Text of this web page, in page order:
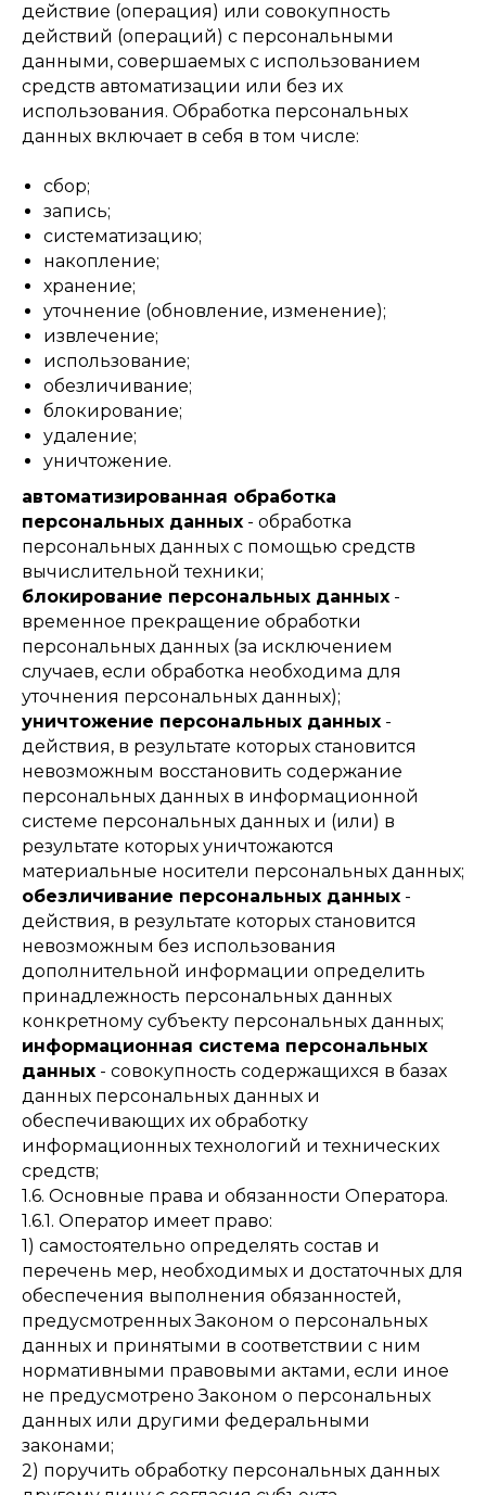
действие (операция) или совокупность
действий (операций) с персональными
данными, совершаемых с использованием
средств автоматизации или без их
использования. Обработка персональных
данных включает в себя в том числе:
сбор;
запись;
систематизацию;
накопление;
хранение;
уточнение (обновление, изменение);
извлечение;
использование;
обезличивание;
блокирование;
удаление;
уничтожение.
автоматизированная обработка
персональных данных - обработка
персональных данных с помощью средств
вычислительной техники;
блокирование персональных данных -
временное прекращение обработки
персональных данных (за исключением
случаев, если обработка необходима для
уточнения персональных данных);
уничтожение персональных данных -
действия, в результате которых становится
невозможным восстановить содержание
персональных данных в информационной
системе персональных данных и (или) в
результате которых уничтожаются
материальные носители персональных данных;
обезличивание персональных данных -
действия, в результате которых становится
невозможным без использования
дополнительной информации определить
принадлежность персональных данных
конкретному субъекту персональных данных;
информационная система персональных
данных - совокупность содержащихся в базах
данных персональных данных и
обеспечивающих их обработку
информационных технологий и технических
средств;
1.6. Основные права и обязанности Оператора.
1.6.1. Оператор имеет право:
1) самостоятельно определять состав и
перечень мер, необходимых и достаточных для
обеспечения выполнения обязанностей,
предусмотренных Законом о персональных
данных и принятыми в соответствии с ним
нормативными правовыми актами, если иное
не предусмотрено Законом о персональных
данных или другими федеральными
законами;
2) поручить обработку персональных данных